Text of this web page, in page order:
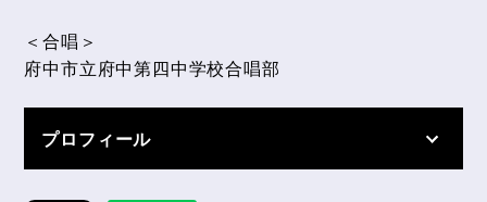
＜合唱＞
府中市立府中第四中学校合唱部
プロフィール